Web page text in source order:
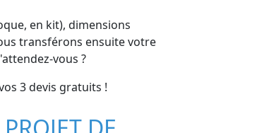
en kit), dimensions
transférons ensuite votre
vous ?
3 devis gratuits !